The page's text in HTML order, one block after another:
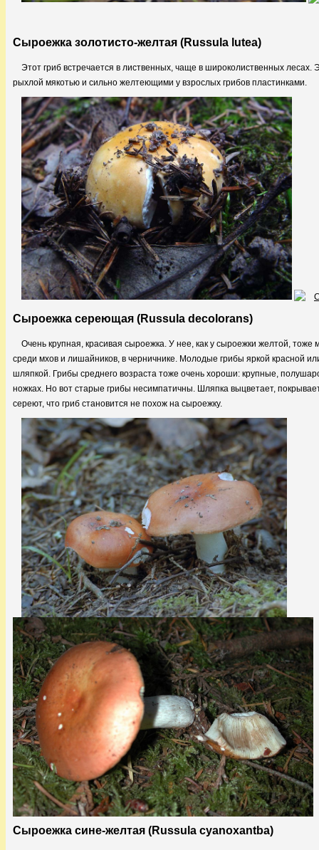
Сыроежка золотисто-желтая (Russula lutea)
Этот гриб встречается в лиственных, чаще в широколиственных
рыхлой мякотью и сильно желтеющими у взрослых грибов пластинками.
Сыроежка сереющая (Russula decolorans)
Очень крупная, красивая сыроежка. У нее, как у сыроежки желтой, тоже
среди мхов и лишайников, в черничнике. Молодые грибы яркой красной
шляпкой. Грибы среднего возраста тоже очень хороши: крупные,
ножках. Но вот старые грибы несимпатичны. Шляпка выцветает,
сереют, что гриб становится не похож на сыроежку.
Сыроежка сине-желтая (Russula cyanoxantba)